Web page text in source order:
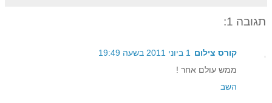
תגובה 1:
קורס צילום
1 ביוני 2011 בשעה 19:49
ממש עולם אחר !
השב